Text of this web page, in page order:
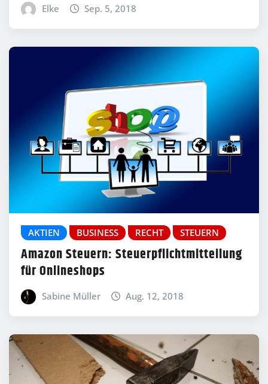
Elke Sep. 5, 2018
AKTIEN BUSINESS RECHT STEUERN
Amazon Steuern: Steuerpflichtmitteilung
für Onlineshops
Sabine Müller Aug. 12, 2018